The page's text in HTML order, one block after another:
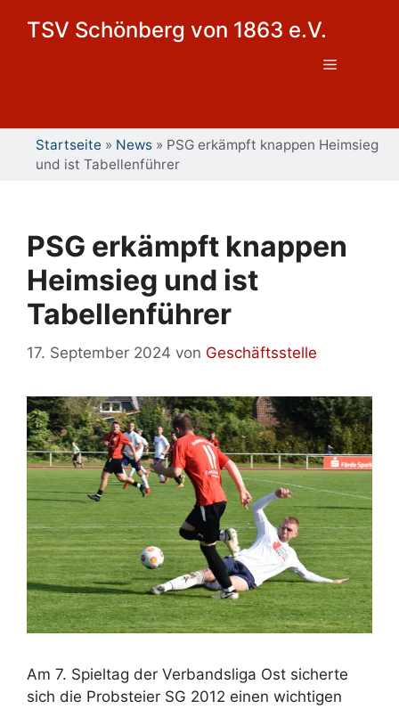
TSV Schönberg von 1863 e.V.
Menü
Startseite » News » PSG erkämpft knappen Heimsieg
und ist Tabellenführer
PSG erkämpft knappen
Heimsieg und ist
Tabellenführer
17. September 2024 von Geschäftsstelle
Am 7. Spieltag der Verbandsliga Ost sicherte
sich die Probsteier SG 2012 einen wichtigen